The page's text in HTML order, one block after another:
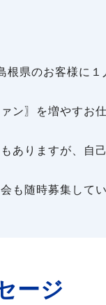
県のお客様に１
ン〗を増やすお
ありますが、自
も随時募集して
ージ